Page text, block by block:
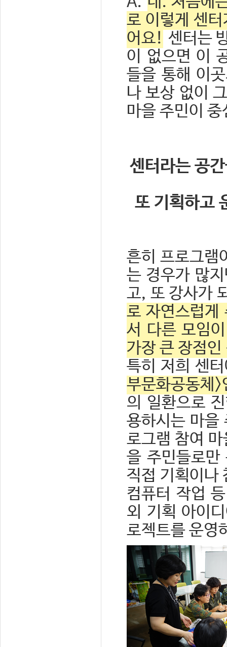
로 이렇게 센
어요! 센터는
이 없으면 이
들을 통해 이
나 보상 없이
마을 주민이
센터라는 공
또 기획하고
흔히 프로그램
는 경우가 많
고, 또 강사가
로 자연스럽게
서 다른 모임
가장 큰 장점
특히 저희 센
부문화공동체
의 일환으로
용하시는 마을
로그램 참여
을 주민들로만
직접 기획이나
컴퓨터 작업
외 기획 아이
로젝트를 운영